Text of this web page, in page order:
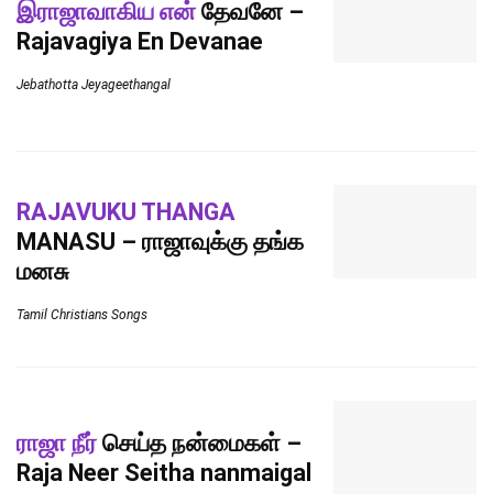
இராஜாவாகிய என்தேவனே –
Rajavagiya En Devanae
Jebathotta Jeyageethangal
RAJAVUKU THANGA
MANASU – ராஜாவுக்கு தங்க
மனசு
Tamil Christians Songs
ராஜா நீர்செய்த நன்மைகள் –
Raja Neer Seitha nanmaigal